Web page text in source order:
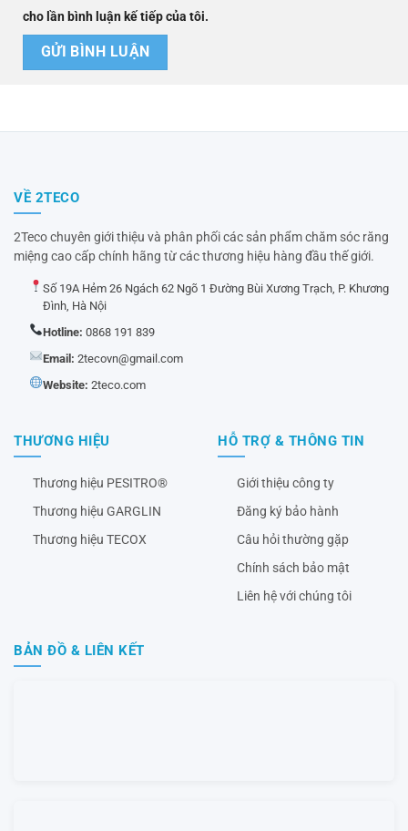
cho lần bình luận kế tiếp của tôi.
VỀ 2TECO
2Teco chuyên giới thiệu và phân phối các sản phẩm chăm sóc răng
miệng cao cấp chính hãng từ các thương hiệu hàng đầu thế giới.
Số 19A Hẻm 26 Ngách 62 Ngõ 1 Đường Bùi Xương Trạch, P. Khương
Đình, Hà Nội
Hotline: 0868 191 839
Email: 2tecovn@gmail.com
Website: 2teco.com
THƯƠNG HIỆU
Thương hiệu PESITRO®
Thương hiệu GARGLIN
Thương hiệu TECOX
HỖ TRỢ & THÔNG TIN
Giới thiệu công ty
Đăng ký bảo hành
Câu hỏi thường gặp
Chính sách bảo mật
Liên hệ với chúng tôi
BẢN ĐỒ & LIÊN KẾT